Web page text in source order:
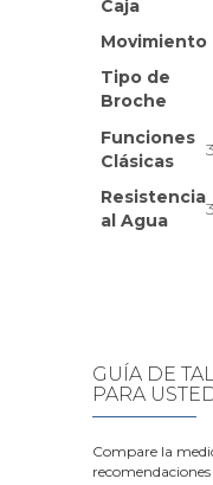
Caja
Movimiento
Tipo de
Broche
Funciones
Clásicas
Resistencia
al Agua
GUÍA DE
PARA
Compare la
recomendaciones